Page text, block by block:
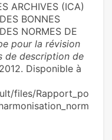
ARCHIVES (ICA)
BONNES
NORMES DE
pour la révision
de description de
Disponible à
files/Rapport_po